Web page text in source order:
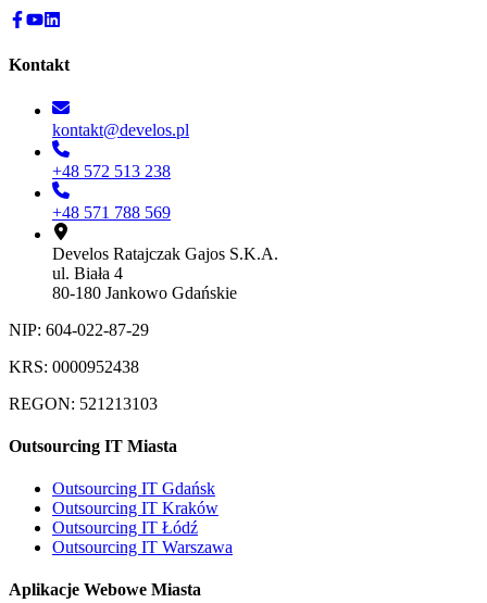
Kontakt
kontakt@develos.pl
+48 572 513 238
+48 571 788 569
Develos Ratajczak Gajos S.K.A.
ul. Biała 4
80-180 Jankowo Gdańskie
NIP: 604-022-87-29
KRS: 0000952438
REGON: 521213103
Outsourcing IT Miasta
Outsourcing IT Gdańsk
Outsourcing IT Kraków
Outsourcing IT Łódź
Outsourcing IT Warszawa
Aplikacje Webowe Miasta